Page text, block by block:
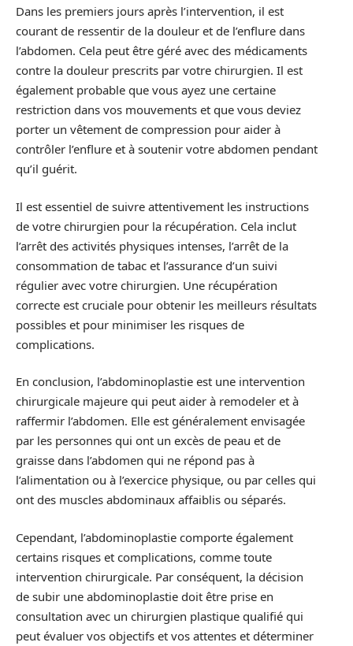
Dans les premiers jours après l’intervention, il est
courant de ressentir de la douleur et de l’enflure dans
l’abdomen. Cela peut être géré avec des médicaments
contre la douleur prescrits par votre chirurgien. Il est
également probable que vous ayez une certaine
restriction dans vos mouvements et que vous deviez
porter un vêtement de compression pour aider à
contrôler l’enflure et à soutenir votre abdomen pendant
qu’il guérit.
Il est essentiel de suivre attentivement les instructions
de votre chirurgien pour la récupération. Cela inclut
l’arrêt des activités physiques intenses, l’arrêt de la
consommation de tabac et l’assurance d’un suivi
régulier avec votre chirurgien. Une récupération
correcte est cruciale pour obtenir les meilleurs résultats
possibles et pour minimiser les risques de
complications.
En conclusion, l’abdominoplastie est une intervention
chirurgicale majeure qui peut aider à remodeler et à
raffermir l’abdomen. Elle est généralement envisagée
par les personnes qui ont un excès de peau et de
graisse dans l’abdomen qui ne répond pas à
l’alimentation ou à l’exercice physique, ou par celles qui
ont des muscles abdominaux affaiblis ou séparés.
Cependant, l’abdominoplastie comporte également
certains risques et complications, comme toute
intervention chirurgicale. Par conséquent, la décision
de subir une abdominoplastie doit être prise en
consultation avec un chirurgien plastique qualifié qui
peut évaluer vos objectifs et vos attentes et déterminer